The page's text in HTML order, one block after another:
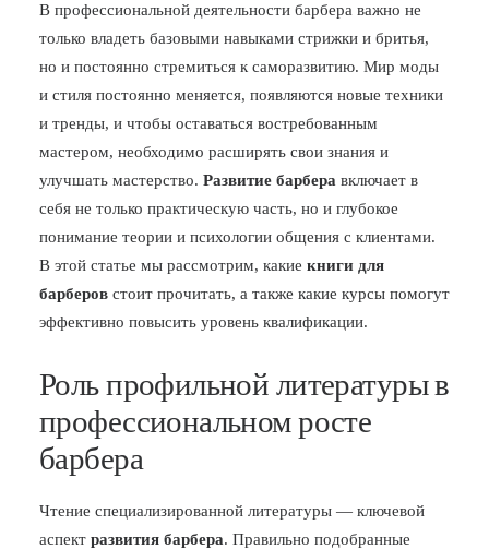
В профессиональной деятельности барбера важно не
только владеть базовыми навыками стрижки и бритья,
но и постоянно стремиться к саморазвитию. Мир моды
и стиля постоянно меняется, появляются новые техники
и тренды, и чтобы оставаться востребованным
мастером, необходимо расширять свои знания и
улучшать мастерство. Развитие барбера включает в
себя не только практическую часть, но и глубокое
понимание теории и психологии общения с клиентами.
В этой статье мы рассмотрим, какие книги для
барберов стоит прочитать, а также какие курсы помогут
эффективно повысить уровень квалификации.
Роль профильной литературы в
профессиональном росте
барбера
Чтение специализированной литературы — ключевой
аспект развития барбера. Правильно подобранные